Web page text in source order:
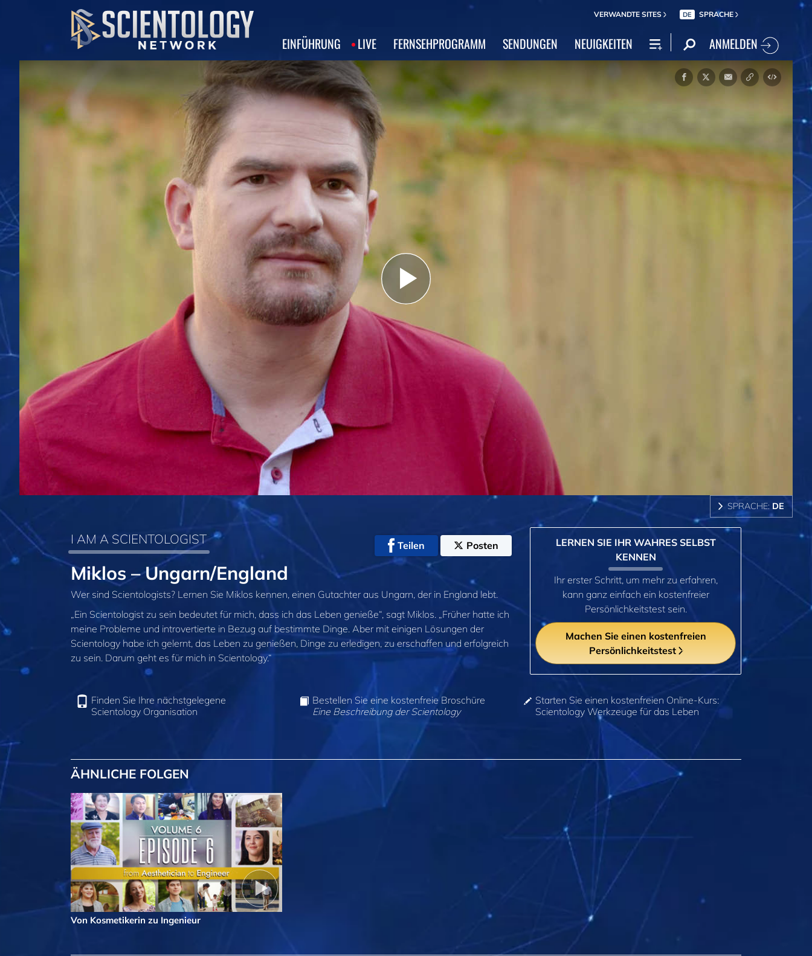
VERWANDTE SITES DE SPRACHE
EINFÜHRUNG LIVE FERNSEHPROGRAMM SENDUNGEN NEUIGKEITEN ANMELDEN
Play
Video
SPRACHE: DE
I AM A SCIENTOLOGIST Teilen Posten
Miklos – Ungarn/England
Wer sind Scientologists? Lernen Sie Miklos kennen, einen Gutachter aus Ungarn, der in England lebt.
„Ein Scientologist zu sein bedeutet für mich, dass ich das Leben genieße“, sagt Miklos. „Früher hatte ich
meine Probleme und introvertierte in Bezug auf bestimmte Dinge. Aber mit einigen Lösungen der
Scientology habe ich gelernt, das Leben zu genießen, Dinge zu erledigen, zu erschaffen und erfolgreich
zu sein. Darum geht es für mich in Scientology.“
LERNEN SIE IHR WAHRES SELBST
KENNEN
Ihr erster Schritt, um mehr zu erfahren,
kann ganz einfach ein kostenfreier
Persönlichkeitstest sein.
Machen Sie einen kostenfreien
Persönlichkeitstest
Finden Sie Ihre nächstgelegene
Scientology Organisation
Bestellen Sie eine kostenfreie Broschüre
Eine Beschreibung der Scientology
Starten Sie einen kostenfreien Online-Kurs:
Scientology Werkzeuge für das Leben
ÄHNLICHE FOLGEN
Von Kosmetikerin zu Ingenieur